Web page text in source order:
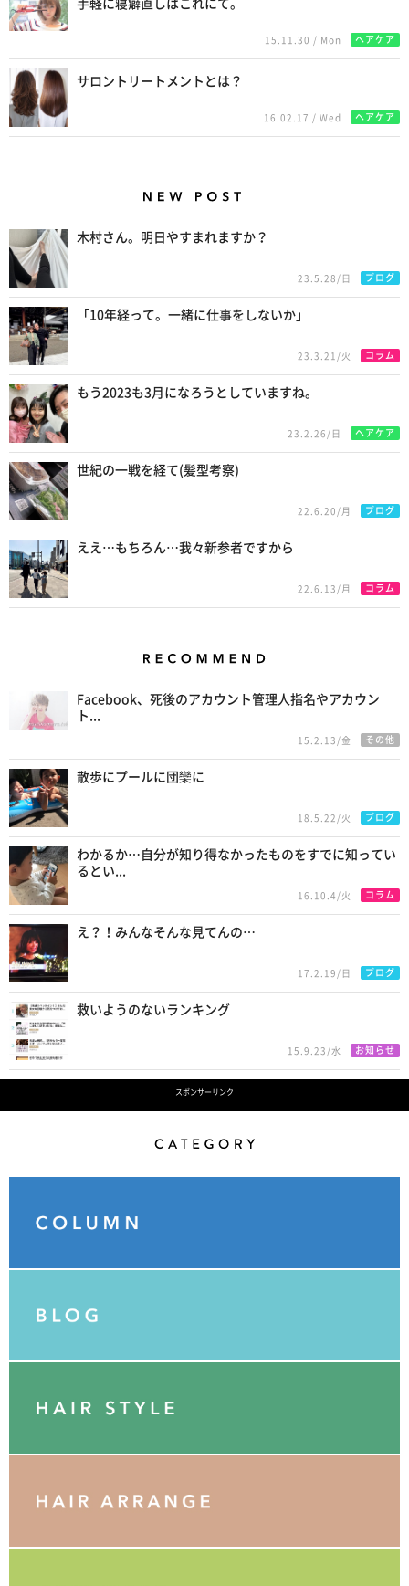
手軽に寝癖直しはこれにて。
15.11.30 / Mon ヘアケア
サロントリートメントとは？
16.02.17 / Wed ヘアケア
木村さん。明日やすまれますか？
23.5.28/日 ブログ
「10年経って。一緒に仕事をしないか」
23.3.21/火 コラム
もう2023も3月になろうとしていますね。
23.2.26/日 ヘアケア
世紀の一戦を経て(髪型考察)
22.6.20/月 ブログ
ええ…もちろん…我々新参者ですから
22.6.13/月 コラム
Facebook、死後のアカウント管理人指名やアカウン
ト...
15.2.13/金 その他
散歩にプールに団欒に
18.5.22/火 ブログ
わかるか…自分が知り得なかったものをすでに知ってい
るとい...
16.10.4/火 コラム
え？！みんなそんな見てんの…
17.2.19/日 ブログ
救いようのないランキング
15.9.23/水 お知らせ
スポンサーリンク